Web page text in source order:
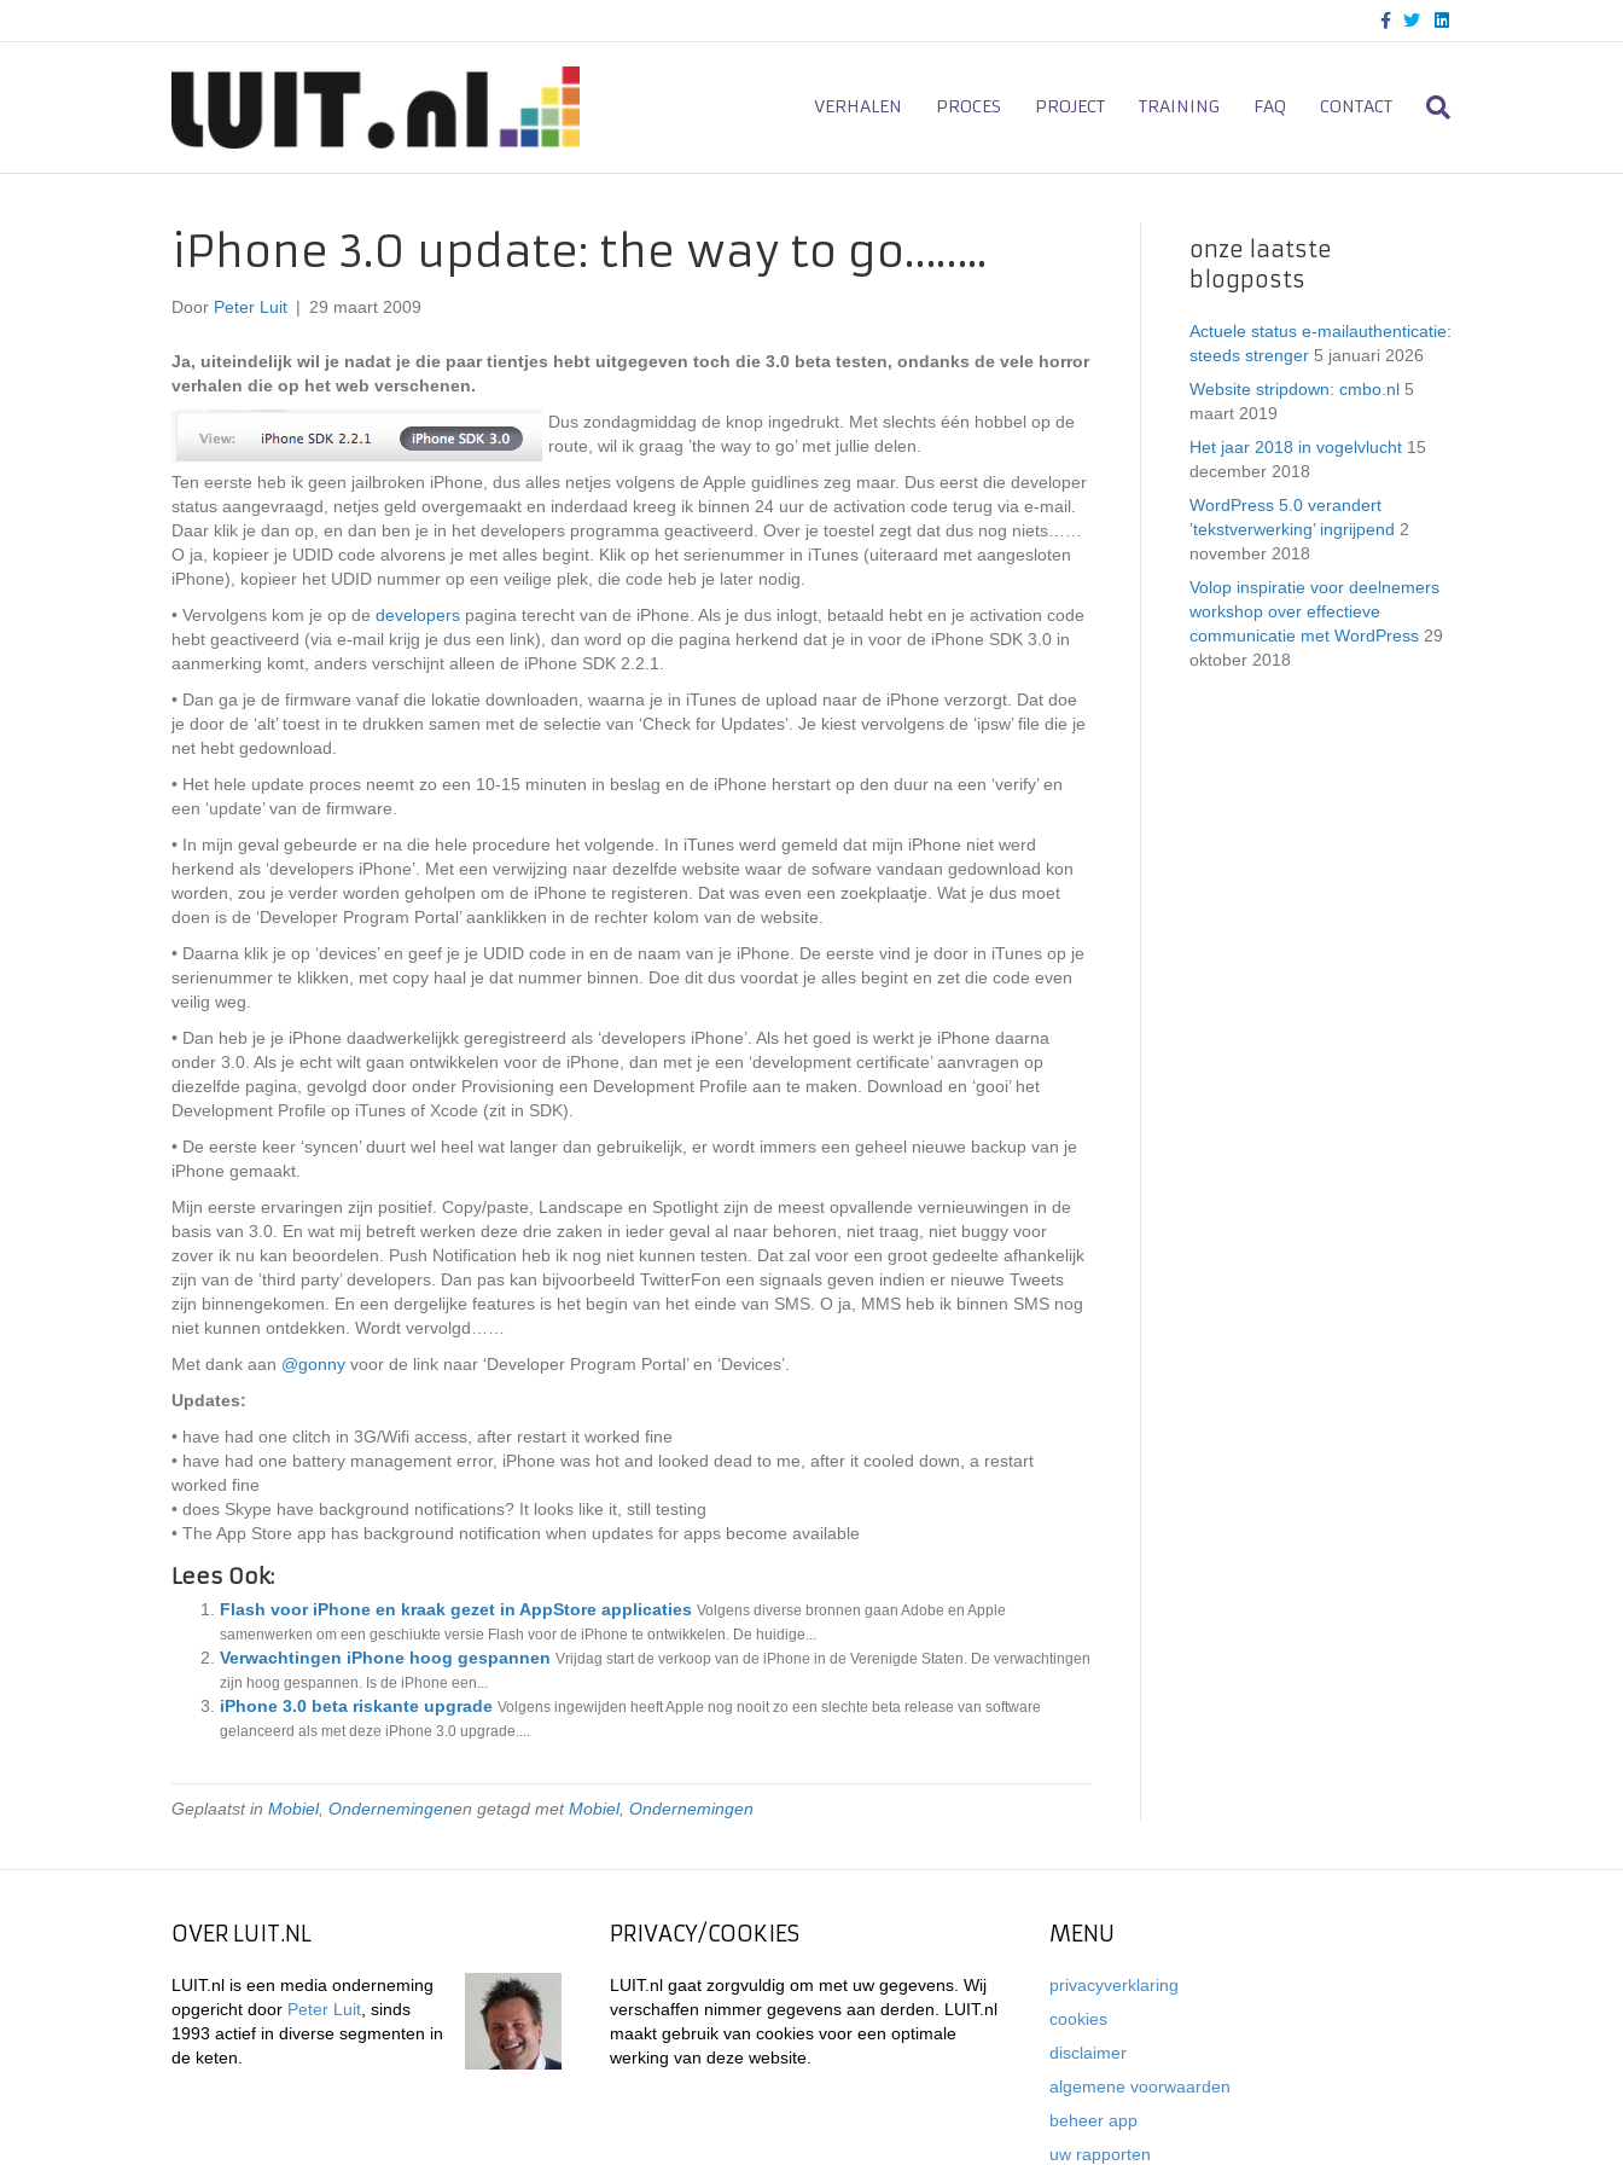
c
o
o
T
i
e
L
n
d
VERHALEN PROCES PROJECT TRAINING FAQ CONTACT
iPhone 3.0 update: the way to go……..
Door Peter Luit | 29 maart 2009
Ja, uiteindelijk wil je nadat je die paar tientjes hebt uitgegeven toch die 3.0 beta testen, ondanks de vele horror
verhalen die op het web verschenen.
Dus zondagmiddag de knop ingedrukt. Met slechts één hobbel op de
route, wil ik graag ’the way to go’ met jullie delen.
Ten eerste heb ik geen jailbroken iPhone, dus alles netjes volgens de Apple guidlines zeg maar. Dus eerst die developer
status aangevraagd, netjes geld overgemaakt en inderdaad kreeg ik binnen 24 uur de activation code terug via e-mail.
Daar klik je dan op, en dan ben je in het developers programma geactiveerd. Over je toestel zegt dat dus nog niets……
O ja, kopieer je UDID code alvorens je met alles begint. Klik op het serienummer in iTunes (uiteraard met aangesloten
iPhone), kopieer het UDID nummer op een veilige plek, die code heb je later nodig.
• Vervolgens kom je op de developers pagina terecht van de iPhone. Als je dus inlogt, betaald hebt en je activation code
hebt geactiveerd (via e-mail krijg je dus een link), dan word op die pagina herkend dat je in voor de iPhone SDK 3.0 in
aanmerking komt, anders verschijnt alleen de iPhone SDK 2.2.1.
• Dan ga je de firmware vanaf die lokatie downloaden, waarna je in iTunes de upload naar de iPhone verzorgt. Dat doe
je door de ‘alt’ toest in te drukken samen met de selectie van ‘Check for Updates’. Je kiest vervolgens de ‘ipsw’ file die je
net hebt gedownload.
• Het hele update proces neemt zo een 10-15 minuten in beslag en de iPhone herstart op den duur na een ‘verify’ en
een ‘update’ van de firmware.
• In mijn geval gebeurde er na die hele procedure het volgende. In iTunes werd gemeld dat mijn iPhone niet werd
herkend als ‘developers iPhone’. Met een verwijzing naar dezelfde website waar de sofware vandaan gedownload kon
worden, zou je verder worden geholpen om de iPhone te registeren. Dat was even een zoekplaatje. Wat je dus moet
doen is de ‘Developer Program Portal’ aanklikken in de rechter kolom van de website.
• Daarna klik je op ‘devices’ en geef je je UDID code in en de naam van je iPhone. De eerste vind je door in iTunes op je
serienummer te klikken, met copy haal je dat nummer binnen. Doe dit dus voordat je alles begint en zet die code even
veilig weg.
• Dan heb je je iPhone daadwerkelijkk geregistreerd als ‘developers iPhone’. Als het goed is werkt je iPhone daarna
onder 3.0. Als je echt wilt gaan ontwikkelen voor de iPhone, dan met je een ‘development certificate’ aanvragen op
diezelfde pagina, gevolgd door onder Provisioning een Development Profile aan te maken. Download en ‘gooi’ het
Development Profile op iTunes of Xcode (zit in SDK).
• De eerste keer ‘syncen’ duurt wel heel wat langer dan gebruikelijk, er wordt immers een geheel nieuwe backup van je
iPhone gemaakt.
Mijn eerste ervaringen zijn positief. Copy/paste, Landscape en Spotlight zijn de meest opvallende vernieuwingen in de
basis van 3.0. En wat mij betreft werken deze drie zaken in ieder geval al naar behoren, niet traag, niet buggy voor
zover ik nu kan beoordelen. Push Notification heb ik nog niet kunnen testen. Dat zal voor een groot gedeelte afhankelijk
zijn van de ’third party’ developers. Dan pas kan bijvoorbeeld TwitterFon een signaals geven indien er nieuwe Tweets
zijn binnengekomen. En een dergelijke features is het begin van het einde van SMS. O ja, MMS heb ik binnen SMS nog
niet kunnen ontdekken. Wordt vervolgd……
Met dank aan @gonny voor de link naar ‘Developer Program Portal’ en ‘Devices’.
Updates:
• have had one clitch in 3G/Wifi access, after restart it worked fine
• have had one battery management error, iPhone was hot and looked dead to me, after it cooled down, a restart
worked fine
• does Skype have background notifications? It looks like it, still testing
• The App Store app has background notification when updates for apps become available
Lees Ook:
Flash voor iPhone en kraak gezet in AppStore applicaties Volgens diverse bronnen gaan Adobe en Apple
samenwerken om een geschiukte versie Flash voor de iPhone te ontwikkelen. De huidige...
Verwachtingen iPhone hoog gespannen Vrijdag start de verkoop van de iPhone in de Verenigde Staten. De verwachtingen
zijn hoog gespannen. Is de iPhone een...
iPhone 3.0 beta riskante upgrade Volgens ingewijden heeft Apple nog nooit zo een slechte beta release van software
gelanceerd als met deze iPhone 3.0 upgrade....
Geplaatst in Mobiel, Ondernemingenen getagd metMobiel, Ondernemingen
onze laatste
blogposts
Actuele status e-mailauthenticatie:
steeds strenger 5 januari 2026
Website stripdown: cmbo.nl 5
maart 2019
Het jaar 2018 in vogelvlucht 15
december 2018
WordPress 5.0 verandert
’tekstverwerking’ ingrijpend 2
november 2018
Volop inspiratie voor deelnemers
workshop over effectieve
communicatie met WordPress 29
oktober 2018
OVER LUIT.NL
LUIT.nl is een media onderneming
opgericht door Peter Luit , sinds
1993 actief in diverse segmenten in
de keten.
PRIVACY/COOKIES
LUIT.nl gaat zorgvuldig om met uw gegevens. Wij
verschaffen nimmer gegevens aan derden. LUIT.nl
maakt gebruik van cookies voor een optimale
werking van deze website.
MENU
privacyverklaring
cookies
disclaimer
algemene voorwaarden
beheer app
uw rapporten